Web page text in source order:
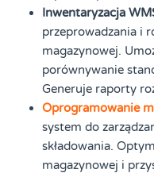
Inwentaryzacja
przeprowadzania i
magazynowej.
porównywanie
Generuje raporty
Oprogramowanie
system do
składowania.
magazynowej i